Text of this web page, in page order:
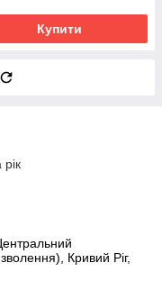
Купити
Кривий Ріг,